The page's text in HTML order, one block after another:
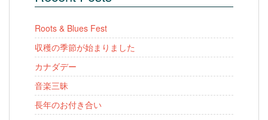
Roots & Blues Fest
収穫の季節が始まりました
カナダデー
音楽三昧
長年のお付き合い